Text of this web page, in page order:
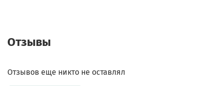
Отзывы
Отзывов еще никто не оставлял